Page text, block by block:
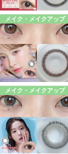
メイク・メイクアップ
メイク・メイクアップ